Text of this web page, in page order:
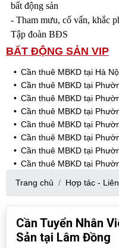
bất động sản
- Tham mưu, cố vấn, khắc
Tập đoàn BĐS
BẤT ĐỘNG SẢN VIP
Cần thuê MBKD tại Hà
Cần thuê MBKD tại
Cần thuê MBKD tại
Cần thuê MBKD tại
Cần thuê MBKD tại
Cần thuê MBKD tại
Cần thuê MBKD tại
Cần thuê MBKD tại
Cần thuê MBKD tại
Cần thuê MBKD tại
Cần thuê MBKD tại
Cần thuê MBKD tại
Cần thuê MBKD tại
Trang chủ Hợp tác -
Cần Tuyển Nhân
Sản tại Lâm Đồng